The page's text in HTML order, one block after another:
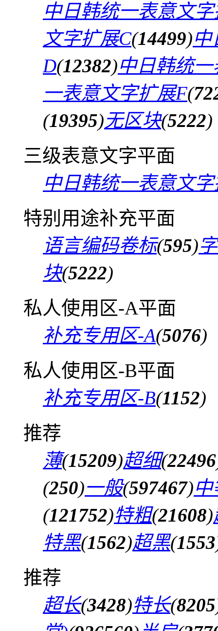
中日韩统一表意文
文字扩展C(14499)
D(12382)中日韩统
一表意文字扩展F(
(19395)无区块(5222)
三级表意文字平面
中日韩统一表意文
特别用途补充平面
语言编码卷标(595)
块(5222)
私人使用区-A平面
补充专用区-A(5076)
私人使用区-B平面
补充专用区-B(1152)
推荐
薄(15209)超细(22496
(250)一般(597467)
(121752)特粗(21608)
特黑(1562)超黑(1553
推荐
超长(3428)特长(8205